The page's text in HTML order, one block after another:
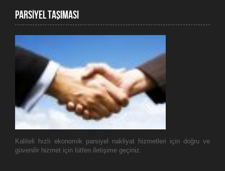
PARSİYEL TAŞIMASI
Kaliteli hızlı ekonomik parsiyel nakliyat hizmetleri için doğru ve
güvenilir hizmet için lütfen iletişime geçiniz.